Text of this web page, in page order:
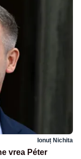
Ionuț Nichita
vrea Péter